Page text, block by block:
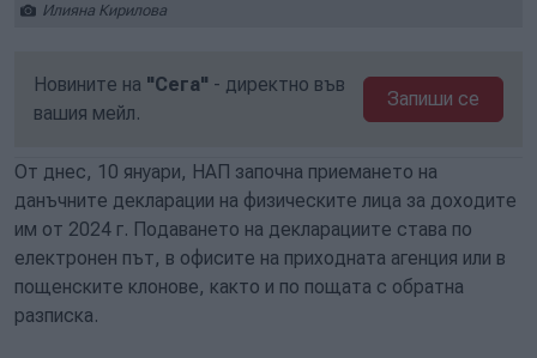
Илияна Кирилова
Новините на "Сега" - директно във
вашия мейл.
Запиши се
От днес, 10 януари, НАП започна приемането на
данъчните декларации на физическите лица за доходите
им от 2024 г. Подаването на декларациите става по
електронен път, в офисите на приходната агенция или в
пощенските клонове, както и по пощата с обратна
разписка.